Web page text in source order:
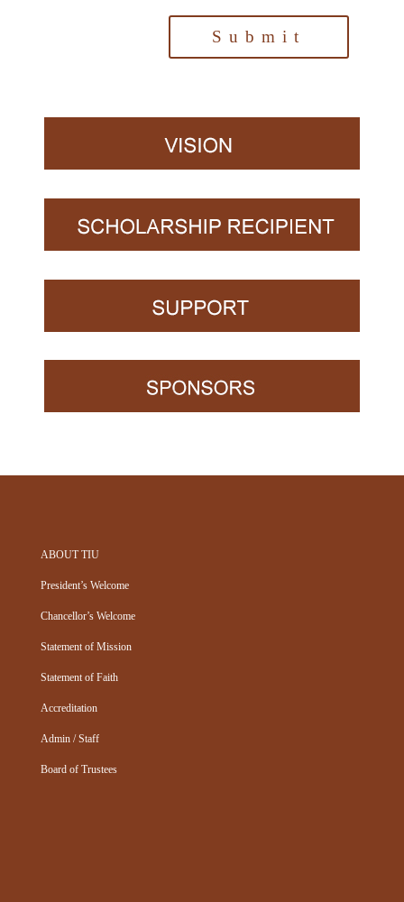
Submit
ABOUT TIU
President’s Welcome
Chancellor’s Welcome
Statement of Mission
Statement of Faith
Accreditation
Admin / Staff
Board of Trustees